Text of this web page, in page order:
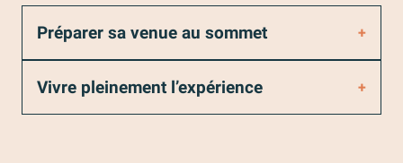
Préparer sa venue au sommet
Vivre pleinement l’expérience